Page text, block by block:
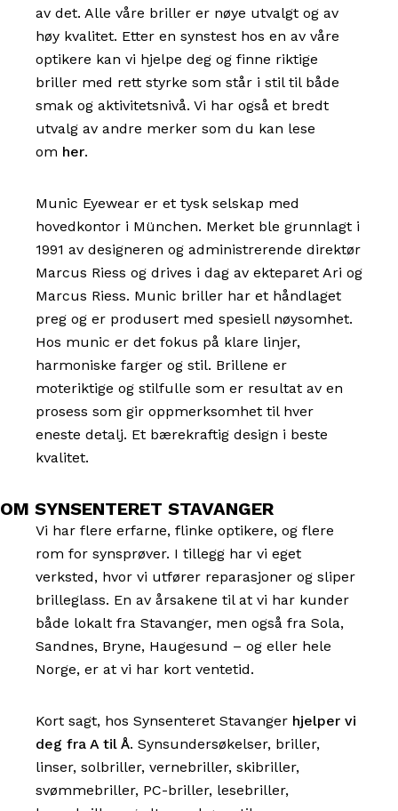
av det. Alle våre briller er nøye utvalgt og av
høy kvalitet. Etter en synstest hos en av våre
optikere kan vi hjelpe deg og finne riktige
briller med rett styrke som står i stil til både
smak og aktivitetsnivå. Vi har også et bredt
utvalg av andre merker som du kan lese
om her.
Munic Eyewear er et tysk selskap med
hovedkontor i München. Merket ble grunnlagt i
1991 av designeren og administrerende direktør
Marcus Riess og drives i dag av ekteparet Ari og
Marcus Riess. Munic briller har et håndlaget
preg og er produsert med spesiell nøysomhet.
Hos munic er det fokus på klare linjer,
harmoniske farger og stil. Brillene er
moteriktige og stilfulle som er resultat av en
prosess som gir oppmerksomhet til hver
eneste detalj. Et bærekraftig design i beste
kvalitet.
OM SYNSENTERET STAVANGER
Vi har flere erfarne, flinke optikere, og flere
rom for synsprøver. I tillegg har vi eget
verksted, hvor vi utfører reparasjoner og sliper
brilleglass. En av årsakene til at vi har kunder
både lokalt fra Stavanger, men også fra Sola,
Sandnes, Bryne, Haugesund – og eller hele
Norge, er at vi har kort ventetid.
Kort sagt, hos Synsenteret Stavanger hjelper vi
deg fra A til Å. Synsundersøkelser, briller,
linser, solbriller, vernebriller, skibriller,
svømmebriller, PC-briller, lesebriller,